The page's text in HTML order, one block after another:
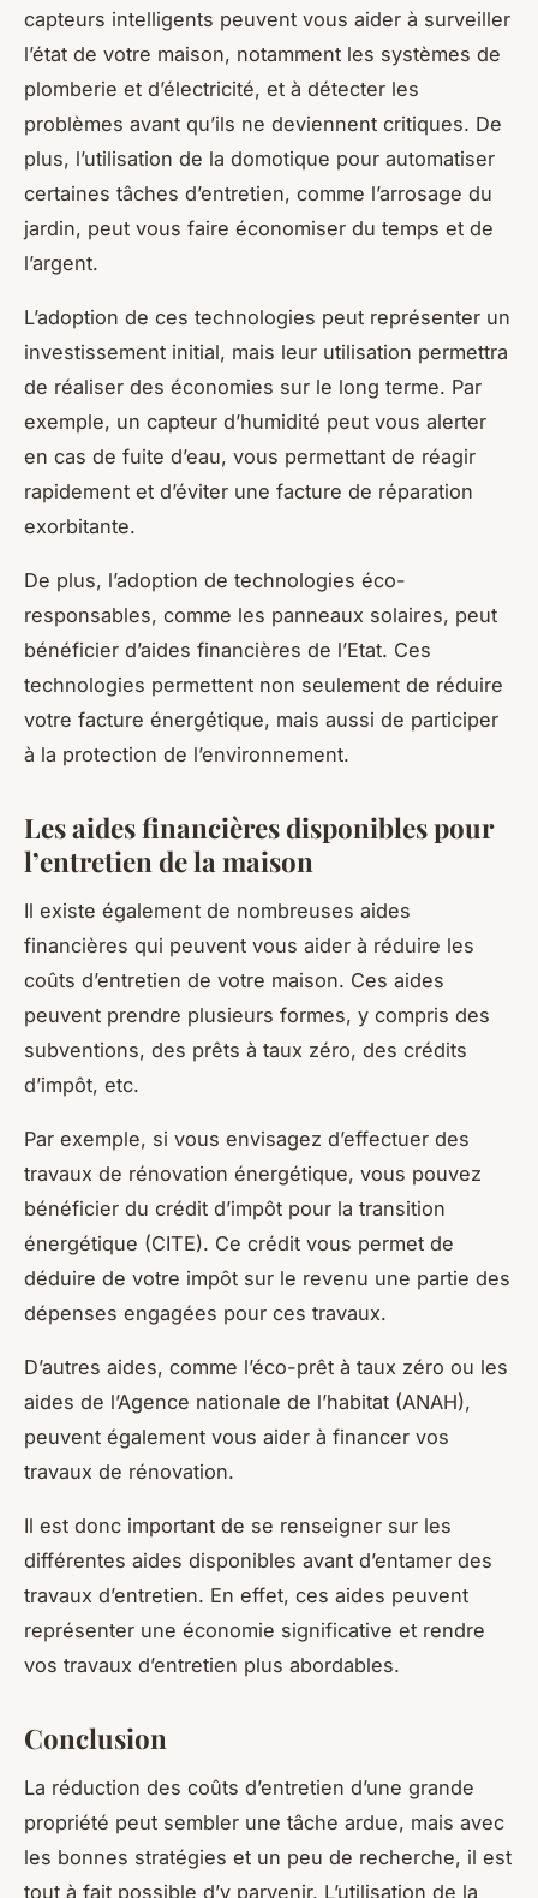
capteurs intelligents peuvent vous aider à surveiller
l’état de votre maison, notamment les systèmes de
plomberie et d’électricité, et à détecter les
problèmes avant qu’ils ne deviennent critiques. De
plus, l’utilisation de la domotique pour automatiser
certaines tâches d’entretien, comme l’arrosage du
jardin, peut vous faire économiser du temps et de
l’argent.
L’adoption de ces technologies peut représenter un
investissement initial, mais leur utilisation permettra
de réaliser des économies sur le long terme. Par
exemple, un capteur d’humidité peut vous alerter
en cas de fuite d’eau, vous permettant de réagir
rapidement et d’éviter une facture de réparation
exorbitante.
De plus, l’adoption de technologies éco-
responsables, comme les panneaux solaires, peut
bénéficier d’aides financières de l’Etat. Ces
technologies permettent non seulement de réduire
votre facture énergétique, mais aussi de participer
à la protection de l’environnement.
Les aides financières disponibles pour
l’entretien de la maison
Il existe également de nombreuses aides
financières qui peuvent vous aider à réduire les
coûts d’entretien de votre maison. Ces aides
peuvent prendre plusieurs formes, y compris des
subventions, des prêts à taux zéro, des crédits
d’impôt, etc.
Par exemple, si vous envisagez d’effectuer des
travaux de rénovation énergétique, vous pouvez
bénéficier du crédit d’impôt pour la transition
énergétique (CITE). Ce crédit vous permet de
déduire de votre impôt sur le revenu une partie des
dépenses engagées pour ces travaux.
D’autres aides, comme l’éco-prêt à taux zéro ou les
aides de l’Agence nationale de l’habitat (ANAH),
peuvent également vous aider à financer vos
travaux de rénovation.
Il est donc important de se renseigner sur les
différentes aides disponibles avant d’entamer des
travaux d’entretien. En effet, ces aides peuvent
représenter une économie significative et rendre
vos travaux d’entretien plus abordables.
Conclusion
La réduction des coûts d’entretien d’une grande
propriété peut sembler une tâche ardue, mais avec
les bonnes stratégies et un peu de recherche, il est
tout à fait possible d’y parvenir. L’utilisation de la